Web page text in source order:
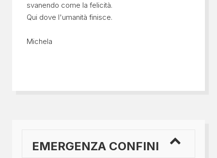
svanendo come la felicità.
Qui dove l'umanità finisce.
Michela
EMERGENZA CONFINI